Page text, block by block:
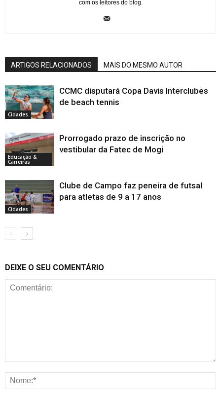
com os leitores do blog.
ARTIGOS RELACIONADOS MAIS DO MESMO AUTOR
Cidades
CCMC disputará Copa Davis Interclubes
de beach tennis
Educação &
Carreiras
Prorrogado prazo de inscrição no
vestibular da Fatec de Mogi
Cidades
Clube de Campo faz peneira de futsal
para atletas de 9 a 17 anos
DEIXE O SEU COMENTÁRIO